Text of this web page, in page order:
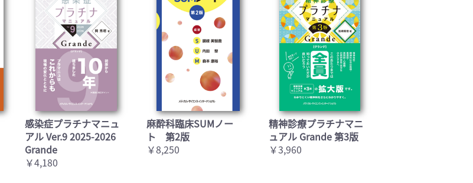
感染症プラチナマニュ
アル Ver.9 2025-2026
Grande
￥4,180
麻酔科臨床SUMノー
ト 第2版
￥8,250
精神診療プラチナマニ
ュアル Grande 第3版
￥3,960